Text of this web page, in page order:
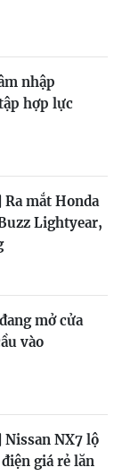
nhập
hợp lực
Ra mắt Honda
Lightyear,
mở cửa
vào
Nissan NX7 lộ
giá rẻ lăn